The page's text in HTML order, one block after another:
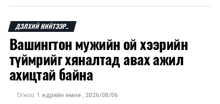
мэдээлжээ.
“Уралдронзавод” компани 2023 онд Екатеринбург
хотод байгуулагдсан бөгөөд нисгэгчгүй нисэх
төхөөрөмж үйлдвэрлэдэг аж. Тус компанийн 2025
оны орлого 6.2 тэрбум рубль, цэвэр ашиг нь 1.9
тэрбум рубльд хүрсэн гэж РБК мэдээлсэн байна.
Одоогоор дэлбэрэлтийн шалтгаан, хэрэгт холбоотой
ДЭЛХИЙ НИЙТЭЭР..
Вашингтон мужийн ой хээрийн
түймрийг хяналтад авах ажил
ахицтай байна
Огноо: 1 өдрийн өмнө 2026/08/06